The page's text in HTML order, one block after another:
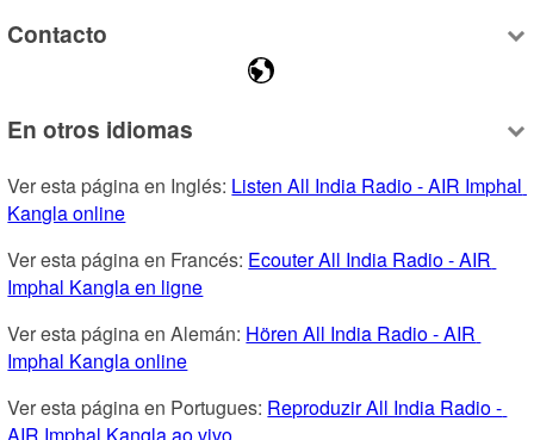
Contacto
En otros idiomas
Ver esta página en Inglés: Listen All India Radio - AIR Imphal
Kangla online
Ver esta página en Francés: Ecouter All India Radio - AIR
Imphal Kangla en ligne
Ver esta página en Alemán: Hören All India Radio - AIR
Imphal Kangla online
Ver esta página en Portugues: Reproduzir All India Radio -
AIR Imphal Kangla ao vivo